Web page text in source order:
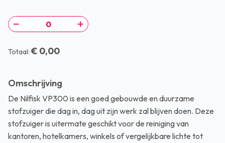
Totaal: € 0,00
Omschrijving
De Nilfisk VP300 is een goed gebouwde en duurzame
stofzuiger die dag in, dag uit zijn werk zal blijven doen. Deze
stofzuiger is uitermate geschikt voor de reiniging van
kantoren, hotelkamers, winkels of vergelijkbare lichte tot